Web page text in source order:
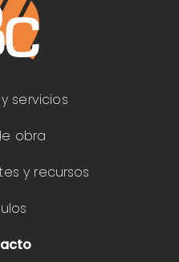
servicios
obra
y recursos